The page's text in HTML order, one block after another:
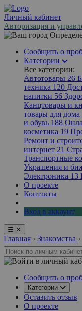
Личный кабинет
Авторизация и
Сообщить о
Категории
Все категории:
Автотовары 26
техника 120
напитки 56
Канцтовары и
товары для дома
и обувь 188
косметика 19
Ремонт и
интернет 21
Транспортные
Украшения и
Электроника 13
О проекте
Контакты
Вход в аккаунт
☰ ✕
Главная › Знакомства ›
Сообщить о
Категории
Оставить отзыв
О проекте